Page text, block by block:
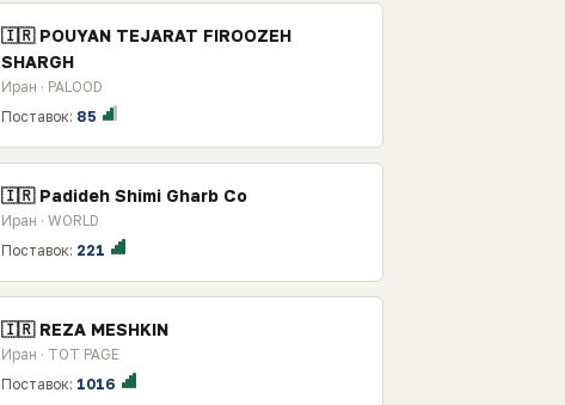
🇮🇷 POUYAN TEJARAT FIROOZEH
SHARGH
Иран · PALOOD
Поставок: 85
🇮🇷 Padideh Shimi Gharb Co
Иран · WORLD
Поставок: 221
🇮🇷 REZA MESHKIN
Иран · TOT PAGE
Поставок: 1016